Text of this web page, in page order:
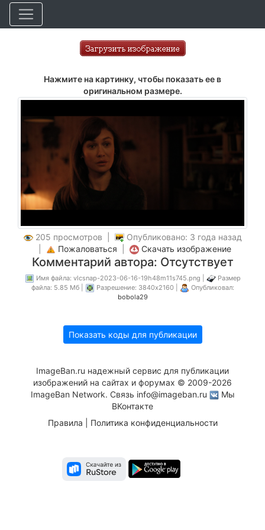
Нажмите на картинку, чтобы показать ее в
оригинальном размере.
205 просмотров |
Опубликовано: 3 года назад
Пожаловаться Скачать изображение
Комментарий автора: Отсутствует
Имя файла: vlcsnap-2023-06-16-19h48m11s745.png |
Размер
файла: 5.85 Мб |
Разрешение: 3840x2160 |
Опубликовал:
bobola29
Показать коды для публикации
ImageBan.ru надежный сервис для публикации
изображений на сайтах и форумах © 2009-2026
ImageBan Network. Связь info@imageban.ru
Мы
ВКонтакте
Правила
Политика конфиденциальности